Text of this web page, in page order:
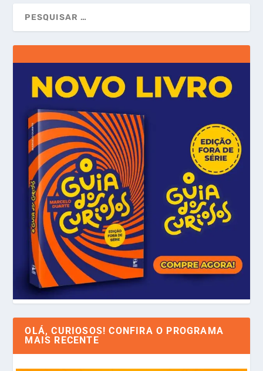
OLÁ, CURIOSOS! CONFIRA O PROGRAMA
MAIS RECENTE